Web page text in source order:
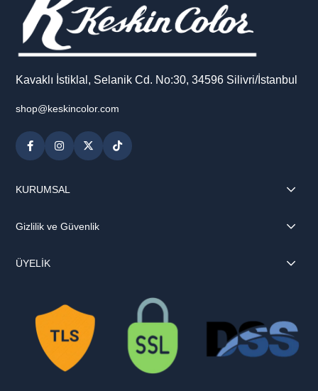
Kavaklı İstiklal, Selanik Cd. No:30, 34596 Silivri/İstanbul
shop@keskincolor.com
KURUMSAL
Gizlilik ve Güvenlik
ÜYELİK